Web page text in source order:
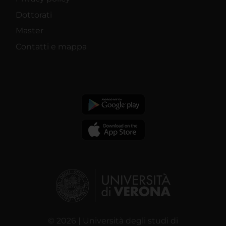
Dottorati
Master
Contatti e mappa
© 2026 | Università degli studi di